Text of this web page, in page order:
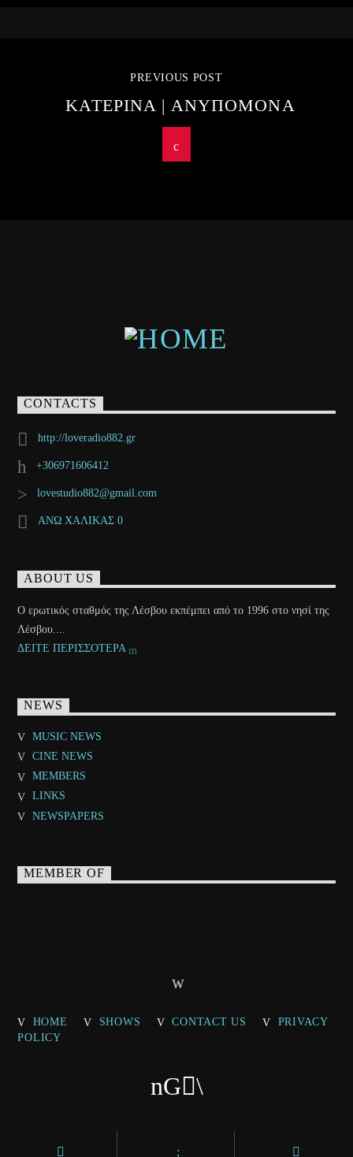
PREVIOUS POST
ΚΑΤΕΡΙΝΑ | ΑΝΥΠΟΜΟΝΑ
CONTACTS
http://loveradio882.gr
+306971606412
lovestudio882@gmail.com
ΑΝΩ ΧΑΛΙΚΑΣ 0
ABOUT US
Ο ερωτικός σταθμός της Λέσβου εκπέμπει από το 1996 στο νησί της
Λέσβου....
ΔΕΙΤΕ ΠΕΡΙΣΣΟΤΕΡΑ
NEWS
MUSIC NEWS
CINE NEWS
MEMBERS
LINKS
NEWSPAPERS
MEMBER OF
HOME SHOWS CONTACT US
PRIVACY
POLICY